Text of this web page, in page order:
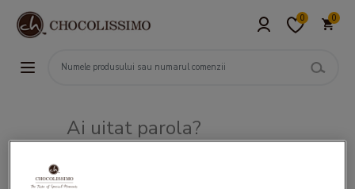
0 0
Ai uitat parola?